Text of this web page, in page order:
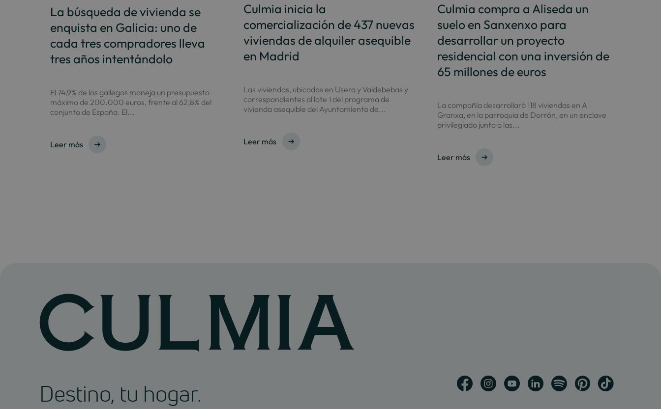
La búsqueda de vivienda se
enquista en Galicia: uno de
cada tres compradores lleva
tres años intentándolo
El 74,9% de los gallegos maneja un presupuesto
máximo de 200.000 euros, frente al 62,8% del
conjunto de España. El...
Leer más
Culmia inicia la
comercialización de 437 nuevas
viviendas de alquiler asequible
en Madrid
Las viviendas, ubicadas en Usera y Valdebebas y
correspondientes al lote 1 del programa de
vivienda asequible del Ayuntamiento de...
Leer más
Culmia compra a Aliseda un
suelo en Sanxenxo para
desarrollar un proyecto
residencial con una inversión de
65 millones de euros
La compañía desarrollará 118 viviendas en A
Granxa, en la parroquia de Dorrón, en un enclave
privilegiado junto a las...
Leer más
Destino, tu hogar.